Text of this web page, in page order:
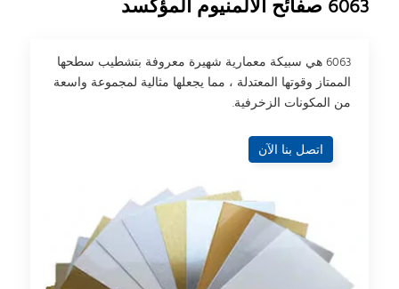
6063 صفائح الألمنيوم المؤكسد
6063 هي سبيكة معمارية شهيرة معروفة بتشطيب سطحها
الممتاز وقوتها المعتدلة ، مما يجعلها مثالية لمجموعة واسعة
من المكونات الزخرفية.
اتصل بنا الآن